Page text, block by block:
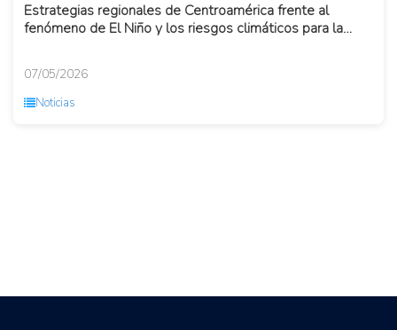
Estrategias regionales de Centroamérica frente al
fenómeno de El Niño y los riesgos climáticos para la
07/05/2026
Noticias